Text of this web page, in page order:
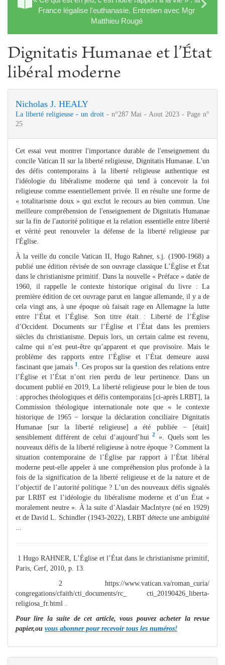
France légalise l'euthanasie. Entretien avec Mgr
Matthieu Rougé
Dignitatis Humanae et l’État
libéral moderne
Nicholas J. HEALY
La liberté religieuse - un droit - n°287 Mai - Aout 2023 - Page n°
25
Cet essai veut montrer l'importance durable de l'enseignement du
concile Vatican II sur la liberté religieuse, Dignitatis Humanae. L'un
des défis contemporains à la liberté religieuse authentique est
l'idéologie du libéralisme moderne qui tend à concevoir la foi
religieuse comme essentiellement privée. Il en résulte une forme de
« totalitarisme doux » qui exclut le recours au bien commun. Une
meilleure compréhension de l'enseignement de Dignitatis Humanae
sur la fin de l'autorité politique et la relation essentielle entre liberté
et vérité peut renouveler la défense de la liberté religieuse par
l'Église.
À la veille du concile Vatican II, Hugo Rahner, s.j. (1900-1968) a
publié une édition révisée de son ouvrage classique L’Église et État
dans le christianisme primitif. Dans la nouvelle « Préface » datée de
1960, il rappelle le contexte historique original du livre : La
première édition de cet ouvrage parut en langue allemande, il y a de
cela vingt ans, à une époque où faisait rage en Allemagne la lutte
entre l’État et l’Église. Son titre était : Liberté de l’Église
d’Occident. Documents sur l’Église et l’État dans les premiers
siècles du christianisme. Depuis lors, un certain calme est revenu,
calme qui n’est peut-être qu’apparent et que provisoire. Mais le
problème des rapports entre l’Église et l’État demeure aussi
fascinant que jamais 1
. Ces propos sur la question des relations entre
l’Église et l’État n’ont rien perdu de leur pertinence. Dans un
document publié en 2019, La liberté religieuse pour le bien de tous
: approches théologiques et défis contemporains [ci-après LRBT], la
Commission théologique internationale note que « le contexte
historique de 1965 − lorsque la déclaration conciliaire Dignitatis
Humanae [sur la liberté religieuse] a été publiée − [était]
sensiblement différent de celui d’aujourd’hui2
». Quels sont les
nouveaux défis de la liberté religieuse à notre époque ? Comment la
situation contemporaine de l’Église par rapport à l’État libéral
moderne peut-elle appeler à une compréhension plus profonde à la
fois de la signification de la liberté religieuse et de la nature et de
l’objectif de l’autorité politique ? L’un des nouveaux défis signalés
par LRBT est l’idéologie du libéralisme moderne et d’un État «
moralement neutre ». À la suite d’Alasdair MacIntyre (né en 1929)
et de David L. Schindler (1943-2022), LRBT détecte une ambiguïté
1 Hugo RAHNER, L’Église et l’État dans le christianisme primitif,
Paris, Cerf, 2010, p. 13.
2 https://www.vatican.va/roman_curia/
congregations/cfaith/cti_documents/rc_ cti_20190426_liberta-
religiosa_fr.html .
Pour lire la suite de cet article, vous pouvez acheter la revue
papier,ou vous abonner pour recevoir tous les numéros!